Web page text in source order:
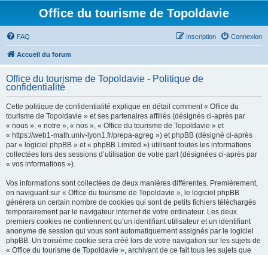
Office du tourisme de Topoldavie
FAQ Connexion
Inscription
Accueil du forum
Office du tourisme de Topoldavie - Politique de
confidentialité
Cette politique de confidentialité explique en détail comment « Office du
tourisme de Topoldavie » et ses partenaires affiliés (désignés ci-après par
« nous », « notre », « nos », « Office du tourisme de Topoldavie » et
« https://web1-math.univ-lyon1.fr/prepa-agreg ») et phpBB (désigné ci-après
par « logiciel phpBB » et « phpBB Limited ») utilisent toutes les informations
collectées lors des sessions d’utilisation de votre part (désignées ci-après par
« vos informations »).
Vos informations sont collectées de deux manières différentes. Premièrement,
en naviguant sur « Office du tourisme de Topoldavie », le logiciel phpBB
génèrera un certain nombre de cookies qui sont de petits fichiers téléchargés
temporairement par le navigateur internet de votre ordinateur. Les deux
premiers cookies ne contiennent qu’un identifiant utilisateur et un identifiant
anonyme de session qui vous sont automatiquement assignés par le logiciel
phpBB. Un troisième cookie sera créé lors de votre navigation sur les sujets de
« Office du tourisme de Topoldavie », archivant de ce fait tous les sujets que